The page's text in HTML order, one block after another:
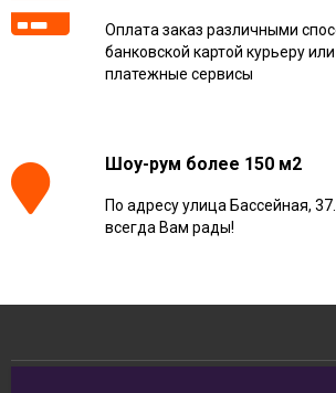
Оплата заказ различными
банковской картой курьеру
платежные сервисы
Шоу-рум более 150 м2
По адресу улица Бассейная,
всегда Вам рады!